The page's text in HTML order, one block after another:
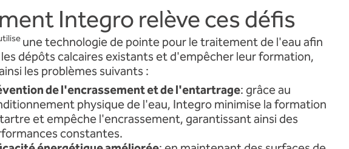
Integro relève ces défis
une technologie de pointe pour le traitement de l'eau afin
dépôts calcaires existants et d'empêcher leur formation,
les problèmes suivants :
de l'encrassement et de l'entartrage: grâce au
physique de l'eau, Integro minimise la formation
et empêche l'encrassement, garantissant ainsi des
constantes.